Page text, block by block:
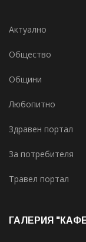
Актуално
Общество
Общини
Любопитно
Здравен портал
За потребителя
Травел портал
ГАЛЕРИЯ